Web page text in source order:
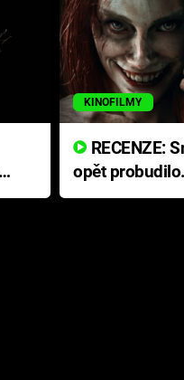
KINOFILMY
opět
přichází s